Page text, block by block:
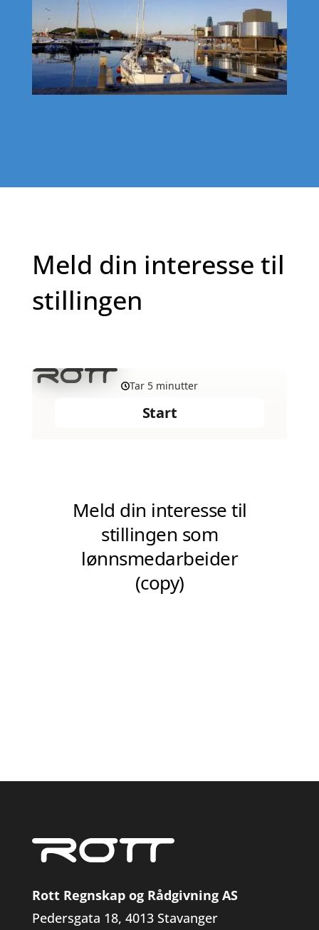
Meld din interesse til
stillingen
Rott Regnskap og Rådgivning AS
Pedersgata 18, 4013 Stavanger